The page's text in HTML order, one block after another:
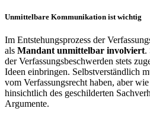
Unmittelbare Kommunikation ist wichtig
Im Entstehungsprozess der
als Mandant unmittelbar involviert.
der Verfassungsbeschwerden stets
Ideen einbringen. Selbstverständlich
vom Verfassungsrecht haben, aber
hinsichtlich des geschilderten
Argumente.